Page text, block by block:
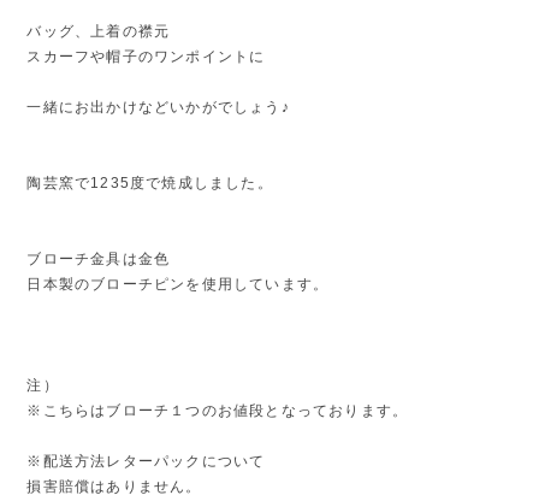
バッグ、上着の襟元
スカーフや帽子のワンポイントに
一緒にお出かけなどいかがでしょう♪
陶芸窯で1235度で焼成しました。
ブローチ金具は金色
日本製のブローチピンを使用しています。
注）
※こちらはブローチ１つのお値段となっております。
※配送方法レターパックについて
損害賠償はありません。